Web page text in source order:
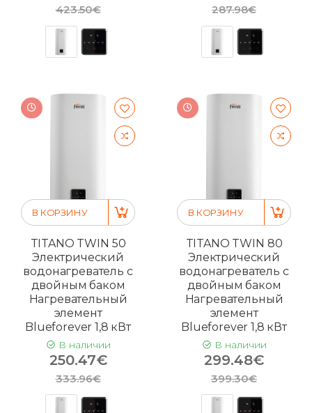
423.50€ 287.98€
В КОРЗИНУ
TITANO TWIN 50
Электрический
водонагреватель с
двойным баком
Нагревательный
элемент
Blueforever 1,8 кВт
В наличии
250.47€
333.96€
В КОРЗИНУ
TITANO TWIN 80
Электрический
водонагреватель с
двойным баком
Нагревательный
элемент
Blueforever 1,8 кВт
В наличии
299.48€
399.30€